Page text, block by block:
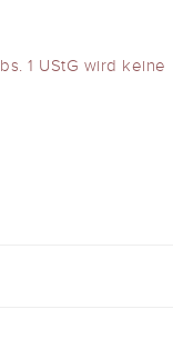
1 UStG wird keine